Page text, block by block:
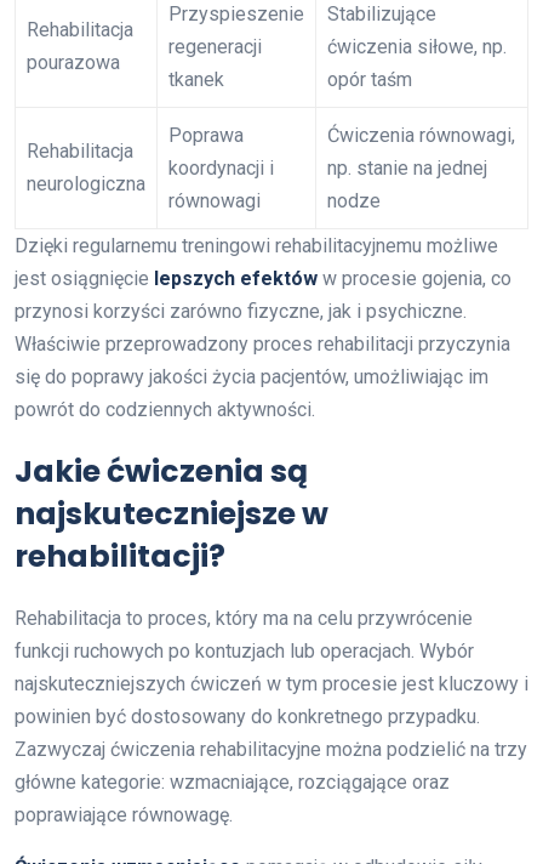
Rehabilitacja
pourazowa
Przyspieszenie
regeneracji
tkanek
Stabilizujące
ćwiczenia siłowe, np.
opór taśm
Rehabilitacja
neurologiczna
Poprawa
koordynacji i
równowagi
Ćwiczenia równowagi,
np. stanie na jednej
nodze
Dzięki regularnemu treningowi rehabilitacyjnemu możliwe
jest osiągnięcie lepszych efektów w procesie gojenia, co
przynosi korzyści zarówno fizyczne, jak i psychiczne.
Właściwie przeprowadzony proces rehabilitacji przyczynia
się do poprawy jakości życia pacjentów, umożliwiając im
powrót do codziennych aktywności.
Jakie ćwiczenia są
najskuteczniejsze w
rehabilitacji?
Rehabilitacja to proces, który ma na celu przywrócenie
funkcji ruchowych po kontuzjach lub operacjach. Wybór
najskuteczniejszych ćwiczeń w tym procesie jest kluczowy i
powinien być dostosowany do konkretnego przypadku.
Zazwyczaj ćwiczenia rehabilitacyjne można podzielić na trzy
główne kategorie: wzmacniające, rozciągające oraz
poprawiające równowagę.